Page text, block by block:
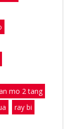
mo 2 tang
ray bi